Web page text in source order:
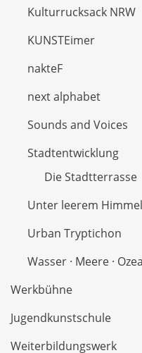
Kulturrucksack NRW
KUNSTEimer
nakteF
next alphabet
Sounds and Voices
Stadtentwicklung
Die Stadtterrasse
Unter leerem Himmel
Urban Tryptichon
Wasser · Meere ·
Werkbühne
Jugendkunstschule
Weiterbildungswerk